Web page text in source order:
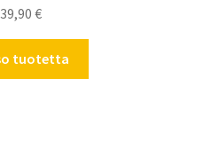
39,90 €
tuotetta